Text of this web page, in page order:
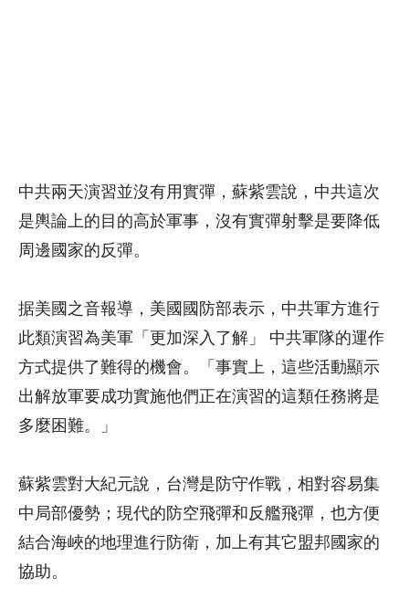
中共兩天演習並沒有用實彈，蘇紫雲說，中共這次
是輿論上的目的高於軍事，沒有實彈射擊是要降低
周邊國家的反彈。
据美國之音報導，美國國防部表示，中共軍方進行
此類演習為美軍「更加深入了解」 中共軍隊的運作
方式提供了難得的機會。「事實上，這些活動顯示
出解放軍要成功實施他們正在演習的這類任務將是
多麼困難。」
蘇紫雲對大紀元說，台灣是防守作戰，相對容易集
中局部優勢；現代的防空飛彈和反艦飛彈，也方便
結合海峽的地理進行防衛，加上有其它盟邦國家的
協助。